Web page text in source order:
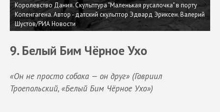
Королевство Дания. Скульптура "Маленькая русалочка" в порту
Копенгагена. Автор - датский скульптор Эдвард Эриксен. Валерий
Шустов/РИА Новости
9. Белый Бим Чёрное Ухо
«Он не просто собака — он друг» (Гавриил
Троепольский, «Белый Бим Чёрное Ухо»)